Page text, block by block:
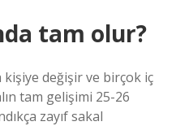
tam olur?
kişiye değişir ve birçok iç
tam gelişimi 25-26
zayıf sakal